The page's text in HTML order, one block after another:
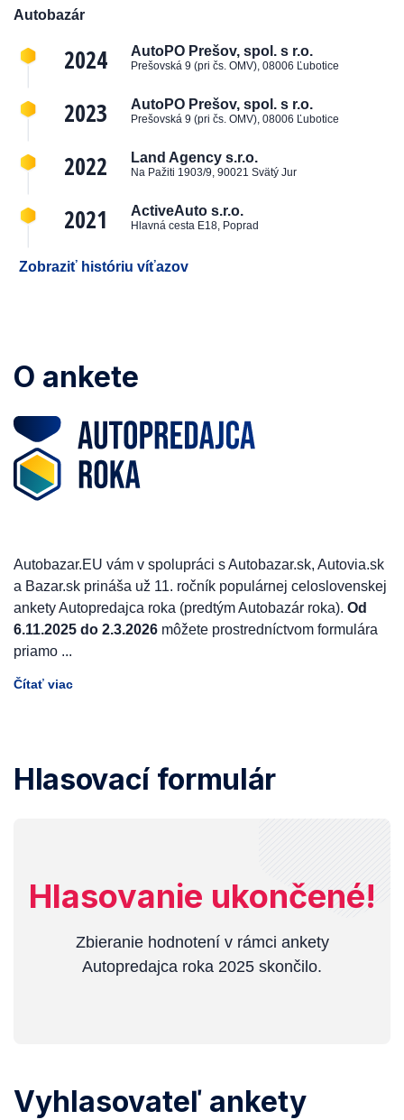
Autobazár
2024 AutoPO Prešov, spol. s r.o.
Prešovská 9 (pri čs. OMV), 08006 Ľubotice
2023 AutoPO Prešov, spol. s r.o.
Prešovská 9 (pri čs. OMV), 08006 Ľubotice
2022 Land Agency s.r.o.
Na Pažiti 1903/9, 90021 Svätý Jur
2021 ActiveAuto s.r.o.
Hlavná cesta E18, Poprad
Zobraziť históriu víťazov
O ankete
Autobazar.EU vám v spolupráci s Autobazar.sk, Autovia.sk
a Bazar.sk prináša už 11. ročník populárnej celoslovenskej
ankety Autopredajca roka (predtým Autobazár roka). Od
6.11.2025 do 2.3.2026 môžete prostredníctvom formulára
priamo ...
Čítať viac
Hlasovací formulár
Hlasovanie ukončené!
Zbieranie hodnotení v rámci ankety
Autopredajca roka 2025 skončilo.
Vyhlasovateľ ankety